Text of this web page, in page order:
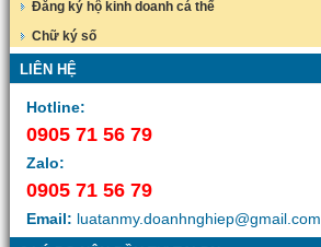
Đăng ký hộ kinh doanh cá thể
Chữ ký số
LIÊN HỆ
Hotline:
0905 71 56 79
Zalo:
0905 71 56 79
Email: luatanmy.doanhnghiep@gmail.com